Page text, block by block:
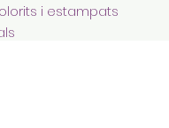
i estampats